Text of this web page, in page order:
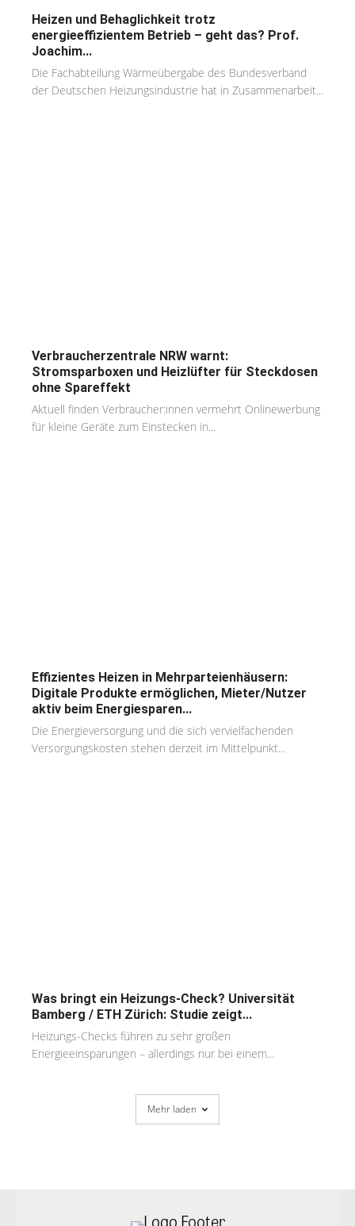
Heizen und Behaglichkeit trotz
energieeffizientem Betrieb – geht das? Prof.
Joachim...
Die Fachabteilung Wärmeübergabe des Bundesverband
der Deutschen Heizungsindustrie hat in Zusammenarbeit...
Verbraucherzentrale NRW warnt:
Stromsparboxen und Heizlüfter für Steckdosen
ohne Spareffekt
Aktuell finden Verbraucher:innen vermehrt Onlinewerbung
für kleine Geräte zum Einstecken in...
Effizientes Heizen in Mehrparteienhäusern:
Digitale Produkte ermöglichen, Mieter/Nutzer
aktiv beim Energiesparen...
Die Energieversorgung und die sich vervielfachenden
Versorgungskosten stehen derzeit im Mittelpunkt...
Was bringt ein Heizungs-Check? Universität
Bamberg / ETH Zürich: Studie zeigt...
Heizungs-Checks führen zu sehr großen
Energieeinsparungen – allerdings nur bei einem...
Mehr laden